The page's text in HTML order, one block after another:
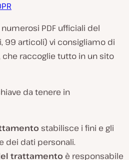
PDF ufficiali del
99 articoli) vi consigliamo di
che raccoglie tutto in un sito
da tenere in
stabilisce i fini e gli
dei dati personali.
trattamento è responsabile